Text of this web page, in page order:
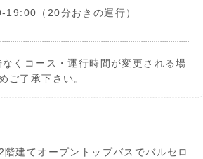
19:00（20分おきの運行）
くコース・運行時間が変更される場
ご了承下さい。
階建てオープントップバスでバルセロ